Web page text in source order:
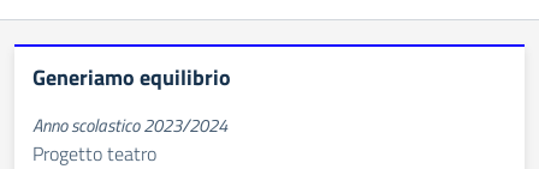
Generiamo equilibrio
Anno scolastico 2023/2024
Progetto teatro